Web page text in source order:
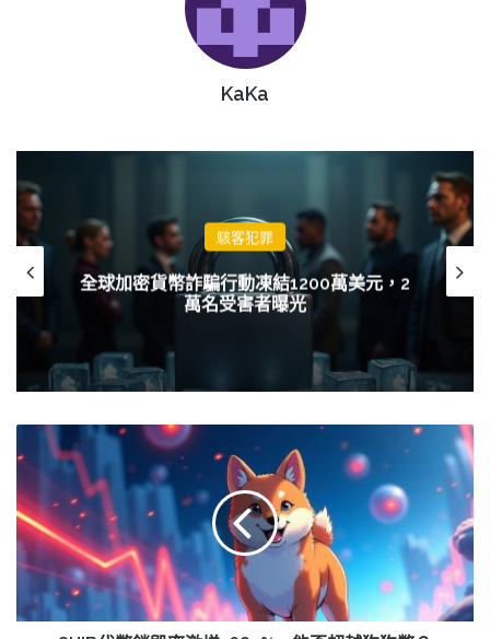
KaKa
駭客犯罪
全球加密貨幣詐騙行動凍結1200萬美元，2
萬名受害者曝光
SHIB
代
幣
銷
毀
率
激
1682%，